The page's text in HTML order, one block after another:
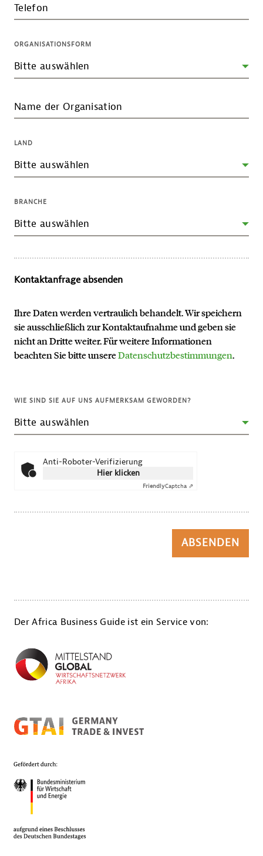
Telefon
ORGANISATIONSFORM
Name der Organisation
LAND
BRANCHE
Kontaktanfrage absenden
Ihre Daten werden vertraulich behandelt. Wir speichern
sie ausschließlich zur Kontaktaufnahme und geben sie
nicht an Dritte weiter. Für weitere Informationen
beachten Sie bitte unsereDatenschutzbestimmungen.
WIE SIND SIE AUF UNS AUFMERKSAM GEWORDEN?
Anti-Roboter-Verifizierung
Hier klicken
FriendlyCaptcha ⇗
ABSENDEN
Der Africa Business Guide ist ein Service von: